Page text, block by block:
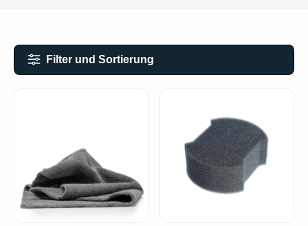
Filter und Sortierung